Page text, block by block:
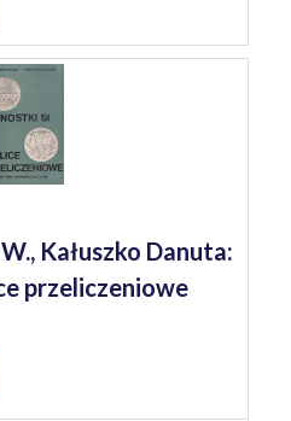
Kałuszko Danuta:
przeliczeniowe